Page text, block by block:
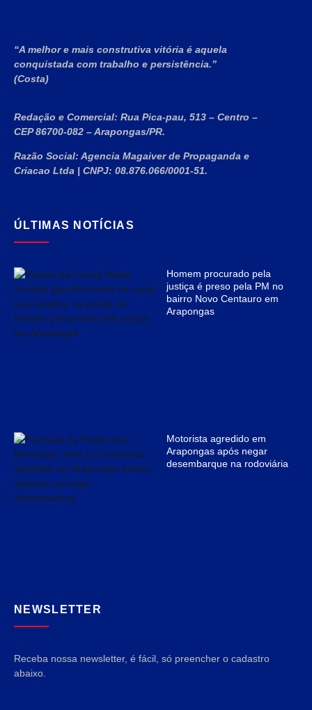
“A melhor e mais construtiva vitória é aquela
conquistada com trabalho e persistência.”
(Costa)
Redação e Comercial: Rua Pica-pau, 513 – Centro –
CEP 86700-082 – Arapongas/PR.
Razão Social: Agencia Magaiver de Propaganda e
Criacao Ltda | CNPJ: 08.876.066/0001-51.
ÚLTIMAS NOTÍCIAS
Homem procurado pela
justiça é preso pela PM no
bairro Novo Centauro em
Arapongas
Motorista agredido em
Arapongas após negar
desembarque na rodoviária
NEWSLETTER
Receba nossa newsletter, é fácil, só preencher o cadastro
abaixo.